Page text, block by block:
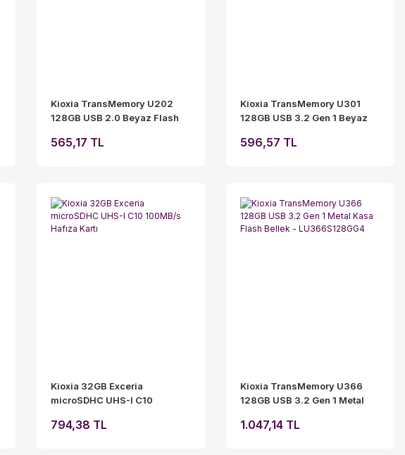
Kioxia TransMemory U202
128GB USB 2.0 Beyaz Flash
565,17 TL
Kioxia TransMemory U301
128GB USB 3.2 Gen 1 Beyaz
596,57 TL
Kioxia 32GB Exceria
microSDHC UHS-I C10
794,38 TL
Kioxia TransMemory U366
128GB USB 3.2 Gen 1 Metal
LU366S128GG4
1.047,14 TL